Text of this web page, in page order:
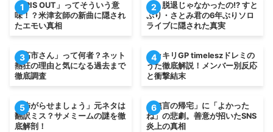
1
「IRIS OUT」ってそういう意
味！？米津玄師の新曲に隠され
たエモい真相
2
え、脱退じゃなかったの!? すと
ぷり・さとみ君の6年ぶりソロ
ライブに隠された真実
3
「高市さん」って何者？ネット
熱狂の理由と気になる過去まで
徹底調査
4
ドッキリGP timeleszドレミの
うた徹底解説！メンバー別反応
と衝撃結末
5
「怖がらせましょう」元ネタは
翻訳ミス？サメミームの謎を徹
底解剖！
6
「無言の帰宅」に「よかった
ね」の悲劇。善意が招いたSNS
炎上の真相